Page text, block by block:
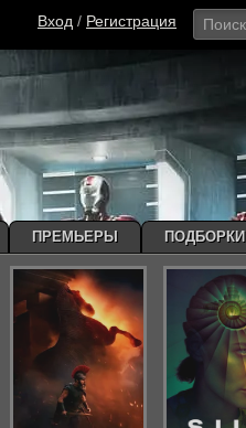
Вход / Регистрация
ПРЕМЬЕРЫ ПОДБОРКИ